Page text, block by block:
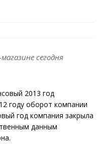
сегодня
2013 год
году оборот компании
год компания закрыла
данным